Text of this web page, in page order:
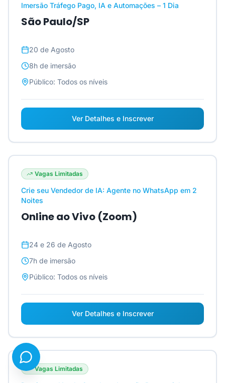
Imersão Tráfego Pago, IA e Automações – 1 Dia
São Paulo/SP
20 de Agosto
8h de imersão
Público: Todos os níveis
Ver Detalhes e Inscrever
Vagas Limitadas
Crie seu Vendedor de IA: Agente no WhatsApp em 2
Noites
Online ao Vivo (Zoom)
24 e 26 de Agosto
7h de imersão
Público: Todos os níveis
Ver Detalhes e Inscrever
Vagas Limitadas